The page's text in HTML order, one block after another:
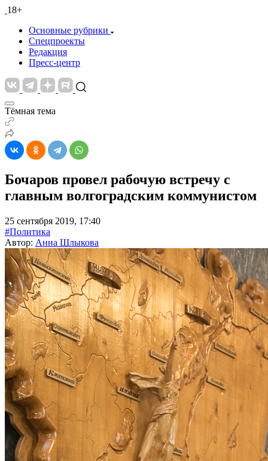
18+
Основные рубрики
Спецпроекты
Редакция
Пресс-центр
Тёмная тема
Бочаров провел рабочую встречу с
главным волгоградским коммунистом
25 сентября 2019, 17:40
#Политика
Автор: Анна Шлыкова